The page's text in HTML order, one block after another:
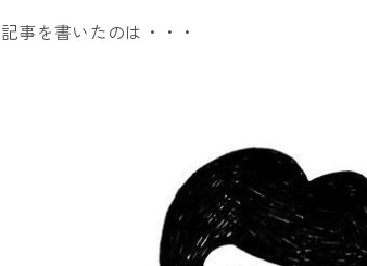
記事を書いたのは・・・